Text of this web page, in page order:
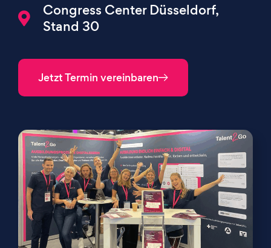
Congress Center Düsseldorf,
Stand 30
Jetzt Termin vereinbaren